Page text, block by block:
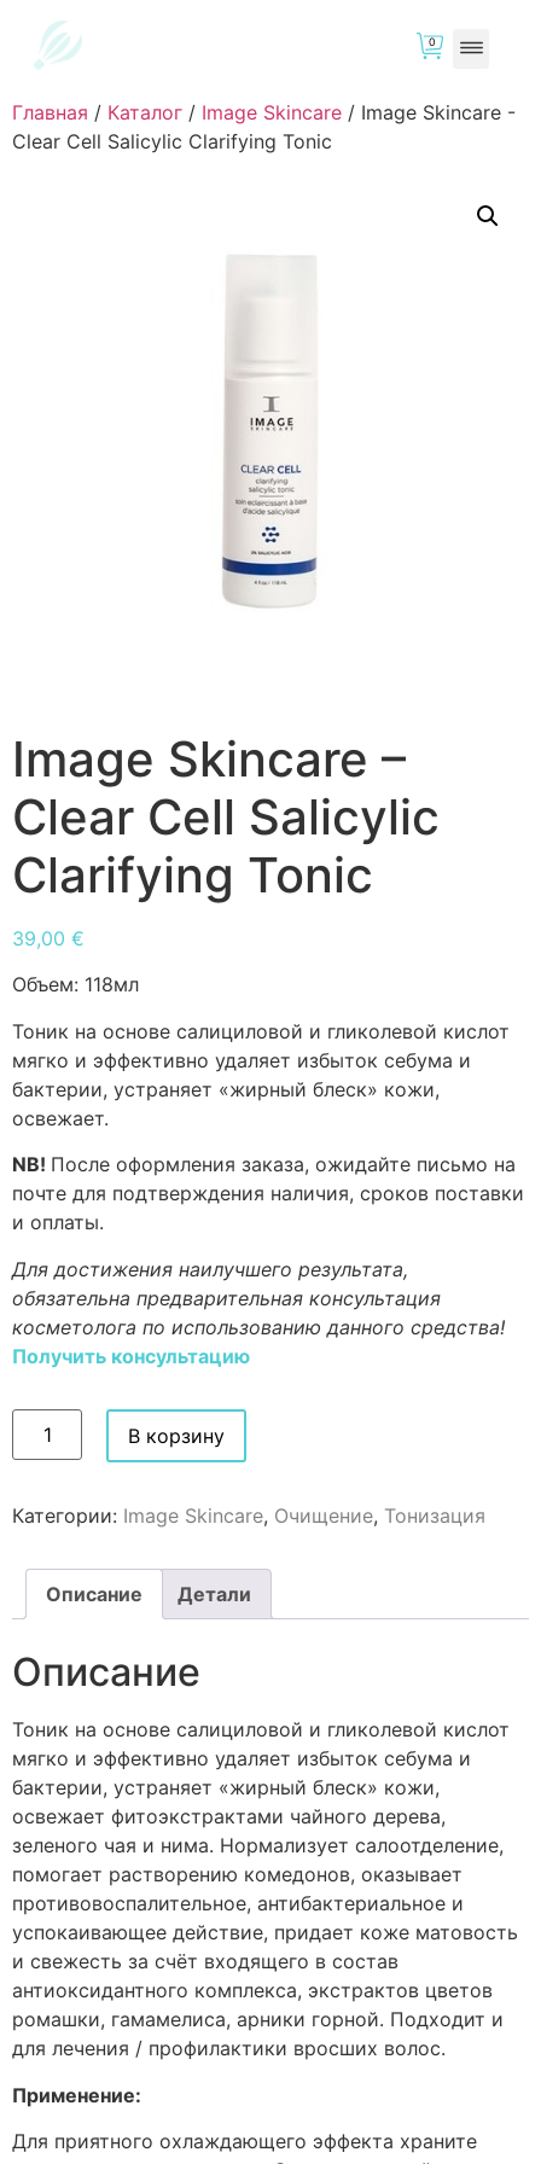
0
Главная / Каталог / Image Skincare / Image Skincare -
Clear Cell Salicylic Clarifying Tonic
Image Skincare –
Clear Cell Salicylic
Clarifying Tonic
39,00 €
Объем: 118мл
Тоник на основе салициловой и гликолевой кислот
мягко и эффективно удаляет избыток себума и
бактерии, устраняет «жирный блеск» кожи,
освежает.
NB! После оформления заказа, ожидайте письмо на
почте для подтверждения наличия, сроков поставки
и оплаты.
Для достижения наилучшего результата,
обязательна предварительная консультация
косметолога по использованию данного средства!
Получить консультацию
В корзину
Категории: Image Skincare, Очищение, Тонизация
Описание Детали
Описание
Тоник на основе салициловой и гликолевой кислот
мягко и эффективно удаляет избыток себума и
бактерии, устраняет «жирный блеск» кожи,
освежает фитоэкстрактами чайного дерева,
зеленого чая и нима. Нормализует салоотделение,
помогает растворению комедонов, оказывает
противовоспалительное, антибактериальное и
успокаивающее действие, придает коже матовость
и свежесть за счёт входящего в состав
антиоксидантного комплекса, экстрактов цветов
ромашки, гамамелиса, арники горной. Подходит и
для лечения / профилактики вросших волос.
Применение:
Для приятного охлаждающего эффекта храните